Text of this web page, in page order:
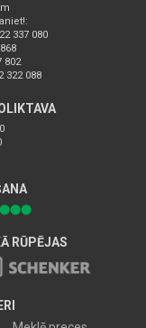
337 080
802
322 088
⬤⬤⬤
RŪPĒJAS